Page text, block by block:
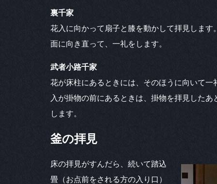
裏千家
花入に向かって扇子と膝を動かして拝見します
面に向き直って、一礼をします。
武者小路千家
花が床柱にあるときには、そのほうに向いて一
入が掛物の前にあるときは、掛物を拝見したあ
します。
釜の拝見
床の拝見がすんだら、続いて踏込
畳（お点前をされる方の入り口）